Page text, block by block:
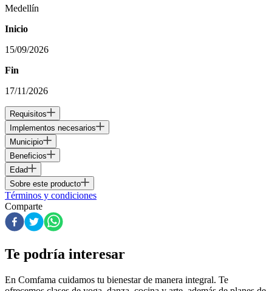
Medellín
Inicio
15/09/2026
Fin
17/11/2026
Requisitos
Implementos necesarios
Municipio
Beneficios
Edad
Sobre este producto
Términos y condiciones
Comparte
Te podría interesar
En Comfama cuidamos tu bienestar de manera integral. Te